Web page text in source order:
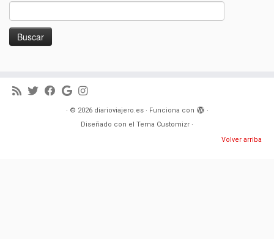
· © 2026 diarioviajero.es· Funciona con
·
Diseñado con el Tema Customizr ·
Volver arriba